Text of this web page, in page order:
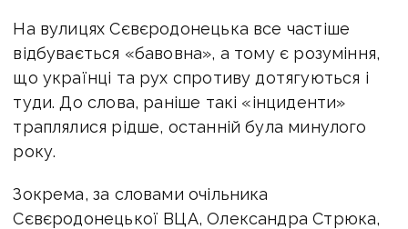
На вулицях Сєвєродонецька все частіше
відбувається «бавовна», а тому є розуміння,
що українці та рух спротиву дотягуються і
туди. До слова, раніше такі «інциденти»
траплялися рідше, останній була минулого
року.
Зокрема, за словами очільника
Сєвєродонецької ВЦА, Олександра Стрюка,